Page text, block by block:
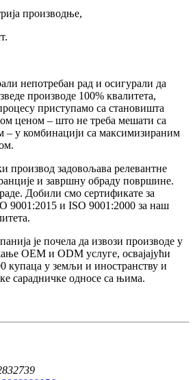
производње,
непотребан рад и осигурали да
производе 100% квалитета,
приступамо са становишта
ценом – што не треба мешати са
– у комбинацији са максимизираним
производ задовољава релевантне
и завршну обраду површине.
Добили смо сертификате за
9001:2015 и ISO 9001:2000 за наш
је почела да извози производе у
OEM и ODM услуге, освајајући
купаца у земљи и иностранству и
сарадничке односе са њима.